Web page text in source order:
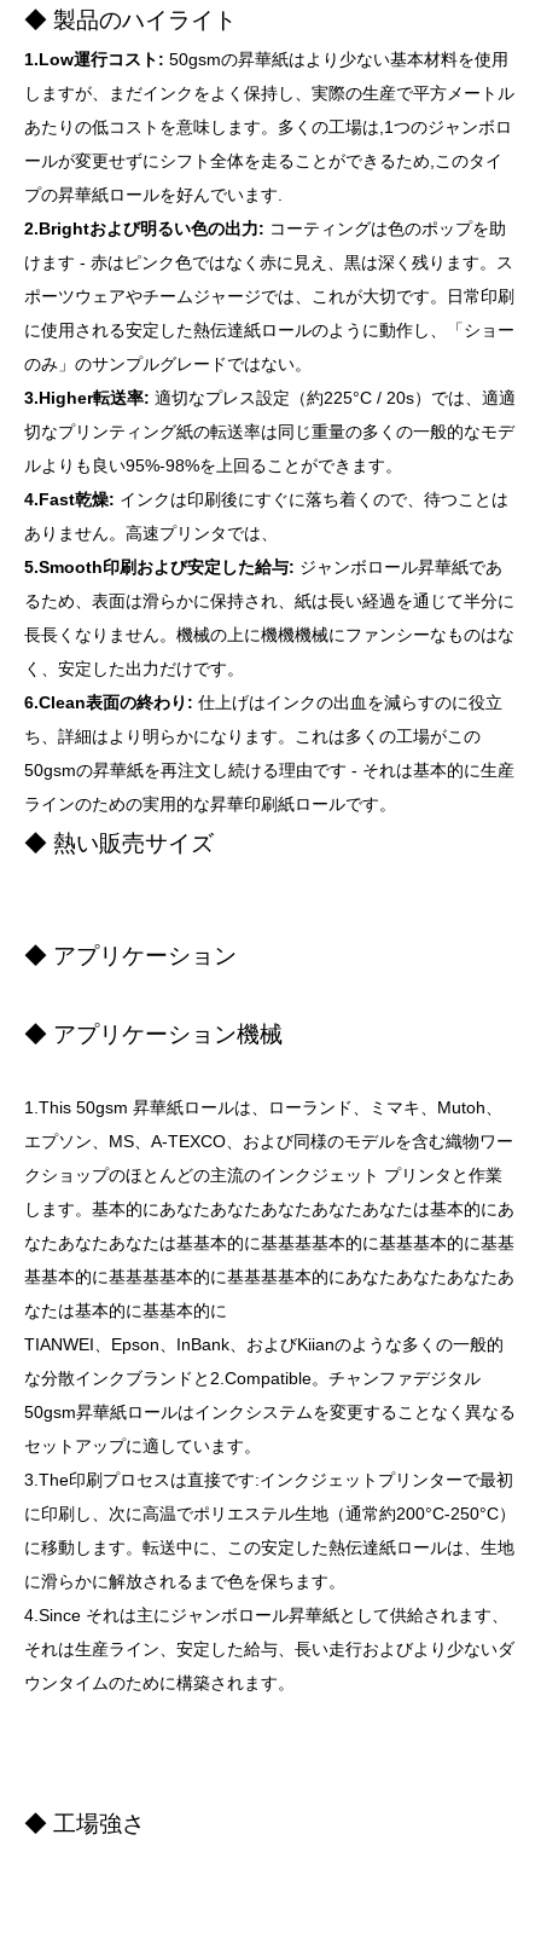
◆ 製品のハイライト
1.Low運行コスト: 50gsmの昇華紙はより少ない基本材料を使用
しますが、まだインクをよく保持し、実際の生産で平方メートル
あたりの低コストを意味します。多くの工場は,1つのジャンボロ
ールが変更せずにシフト全体を走ることができるため,このタイ
プの昇華紙ロールを好んでいます.
2.Brightおよび明るい色の出力: コーティングは色のポップを助
けます - 赤はピンク色ではなく赤に見え、黒は深く残ります。ス
ポーツウェアやチームジャージでは、これが大切です。日常印刷
に使用される安定した熱伝達紙ロールのように動作し、「ショー
のみ」のサンプルグレードではない。
3.Higher転送率: 適切なプレス設定（約225°C / 20s）では、適適
切なプリンティング紙の転送率は同じ重量の多くの一般的なモデ
ルよりも良い95%-98%を上回ることができます。
4.Fast乾燥: インクは印刷後にすぐに落ち着くので、待つことは
ありません。高速プリンタでは、
5.Smooth印刷および安定した給与: ジャンボロール昇華紙であ
るため、表面は滑らかに保持され、紙は長い経過を通じて半分に
長長くなりません。機械の上に機機機械にファンシーなものはな
く、安定した出力だけです。
6.Clean表面の終わり: 仕上げはインクの出血を減らすのに役立
ち、詳細はより明らかになります。これは多くの工場がこの
50gsmの昇華紙を再注文し続ける理由です - それは基本的に生産
ラインのための実用的な昇華印刷紙ロールです。
◆ 熱い販売サイズ
◆ アプリケーション
◆ アプリケーション機械
1.This 50gsm 昇華紙ロールは、ローランド、ミマキ、Mutoh、
エプソン、MS、A-TEXCO、および同様のモデルを含む織物ワー
クショップのほとんどの主流のインクジェット プリンタと作業
します。基本的にあなたあなたあなたあなたあなたは基本的にあ
なたあなたあなたは基基本的に基基基基本的に基基基本的に基基
基基本的に基基基基本的に基基基基本的にあなたあなたあなたあ
なたは基本的に基基本的に
TIANWEI、Epson、InBank、およびKiianのような多くの一般的
な分散インクブランドと2.Compatible。チャンファデジタル
50gsm昇華紙ロールはインクシステムを変更することなく異なる
セットアップに適しています。
3.The印刷プロセスは直接です:インクジェットプリンターで最初
に印刷し、次に高温でポリエステル生地（通常約200°C-250°C）
に移動します。転送中に、この安定した熱伝達紙ロールは、生地
に滑らかに解放されるまで色を保ちます。
4.Since それは主にジャンボロール昇華紙として供給されます、
それは生産ライン、安定した給与、長い走行およびより少ないダ
ウンタイムのために構築されます。
◆ 工場強さ